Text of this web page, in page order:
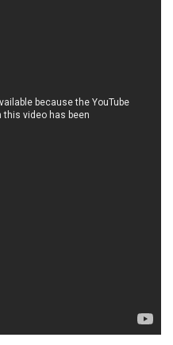
mà còn là đối tác đáng